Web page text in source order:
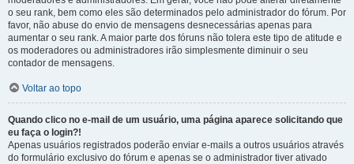
o seu rank, bem como eles são determinados pelo administrador do fórum. Por
favor, não abuse do envio de mensagens desnecessárias apenas para
aumentar o seu rank. A maior parte dos fóruns não tolera este tipo de atitude e
os moderadores ou administradores irão simplesmente diminuir o seu
contador de mensagens.
Voltar ao topo
Quando clico no e-mail de um usuário, uma página aparece solicitando que
eu faça o login?!
Apenas usuários registrados poderão enviar e-mails a outros usuários através
do formulário exclusivo do fórum e apenas se o administrador tiver ativado